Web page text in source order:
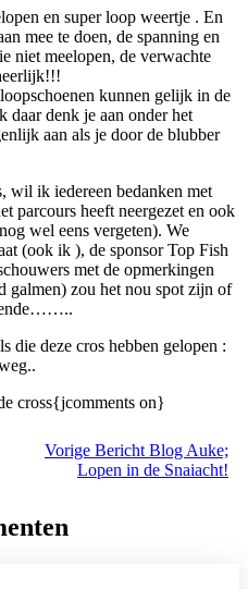
en super loop weertje . En
mee te doen, de spanning en
niet meelopen, de verwachte
kunnen gelijk in de
daar denk je aan onder het
aan als je door de blubber
wil ik iedereen bedanken met
parcours heeft neergezet en ook
wel eens vergeten). We
(ook ik ), de sponsor Top Fish
met de opmerkingen
galmen) zou het nou spot zijn of
die deze cros hebben gelopen :
cross{jcomments on}
Vorige Bericht Blog Auke;
Lopen in de Snaiacht!